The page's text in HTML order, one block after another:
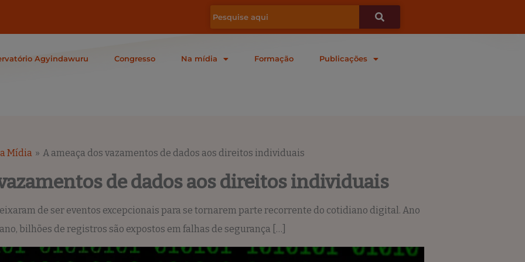
Agyindawuru Congresso Na mídia Formação Publicações
Mídia A ameaça dos vazamentos de dados aos direitos individuais
de dados aos direitos individuais
de ser eventos excepcionais para se tornarem parte recorrente do cotidiano digital. Ano
bilhões de registros são expostos em falhas de segurança […]